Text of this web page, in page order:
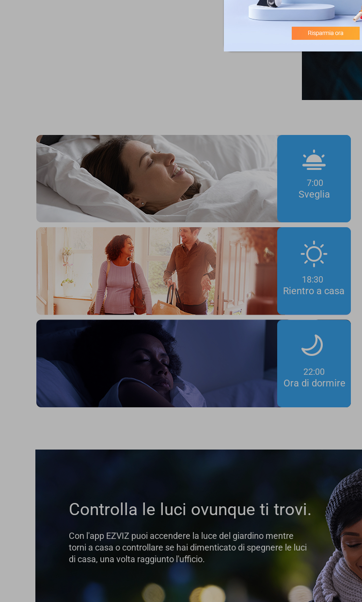
Ora di dormire
22:00
Rientro a casa
18:30
Sveglia
7:00
Controlla le luci ovunque ti trovi.
Con l'app EZVIZ puoi accendere la luce del giardino mentre
torni a casa o controllare se hai dimenticato di spegnere le luci
di casa, una volta raggiunto l'ufficio.